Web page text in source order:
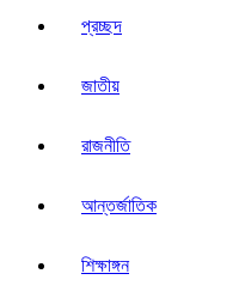
প্রচ্ছদ
জাতীয়
রাজনীতি
আন্তর্জাতিক
শিক্ষাঙ্গন